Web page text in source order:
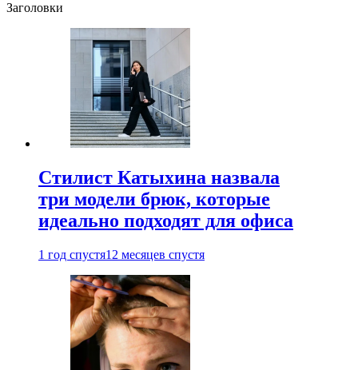
Заголовки
Стилист Катыхина назвала
три модели брюк, которые
идеально подходят для офиса
1 год спустя12 месяцев спустя